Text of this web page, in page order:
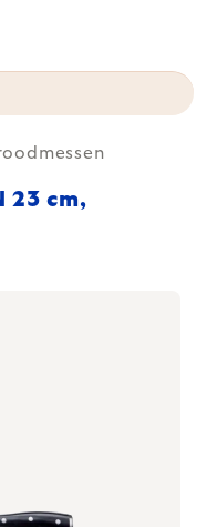
23 cm,